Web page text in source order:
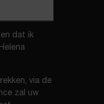
dat ik
via de
zal uw